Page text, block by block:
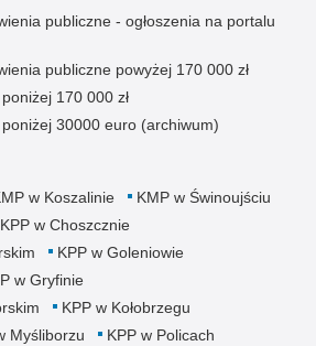
publiczne - ogłoszenia na portalu
publiczne powyżej 170 000 zł
170 000 zł
30000 euro (archiwum)
w Koszalinie
KMP w Świnoujściu
KPP w Choszcznie
KPP w Goleniowie
w Gryfinie
KPP w Kołobrzegu
Myśliborzu
KPP w Policach